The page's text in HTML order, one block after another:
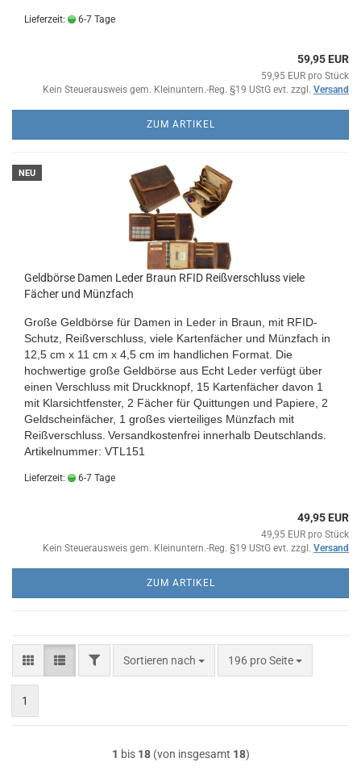
Lieferzeit: 6-7 Tage
59,95 EUR
59,95 EUR pro Stück
Kein Steuerausweis gem. Kleinuntern.-Reg. §19 UStG evt. zzgl. Versand
ZUM ARTIKEL
NEU
Geldbörse Damen Leder Braun RFID Reißverschluss viele
Fächer und Münzfach
Große Geldbörse für Damen in Leder in Braun, mit RFID-
Schutz, Reißverschluss, viele Kartenfächer und Münzfach in
12,5 cm x 11 cm x 4,5 cm im handlichen Format. Die
hochwertige große Geldbörse aus Echt Leder verfügt über
einen Verschluss mit Druckknopf, 15 Kartenfächer davon 1
mit Klarsichtfenster, 2 Fächer für Quittungen und Papiere, 2
Geldscheinfächer, 1 großes vierteiliges Münzfach mit
Reißverschluss. Versandkostenfrei innerhalb Deutschlands.
Artikelnummer: VTL151
Lieferzeit: 6-7 Tage
49,95 EUR
49,95 EUR pro Stück
Kein Steuerausweis gem. Kleinuntern.-Reg. §19 UStG evt. zzgl. Versand
ZUM ARTIKEL
FILTERSortieren nach
Sortieren nach 196 pro Seite
pro Seite
1
1 bis 18(von insgesamt 18)